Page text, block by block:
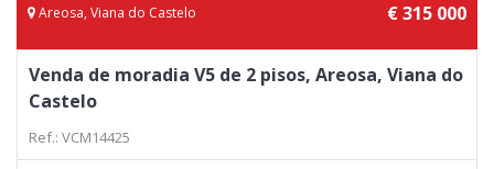
Areosa, Viana do Castelo € 315 000
Venda de moradia V5 de 2 pisos, Areosa, Viana do
Castelo
Ref.: VCM14425